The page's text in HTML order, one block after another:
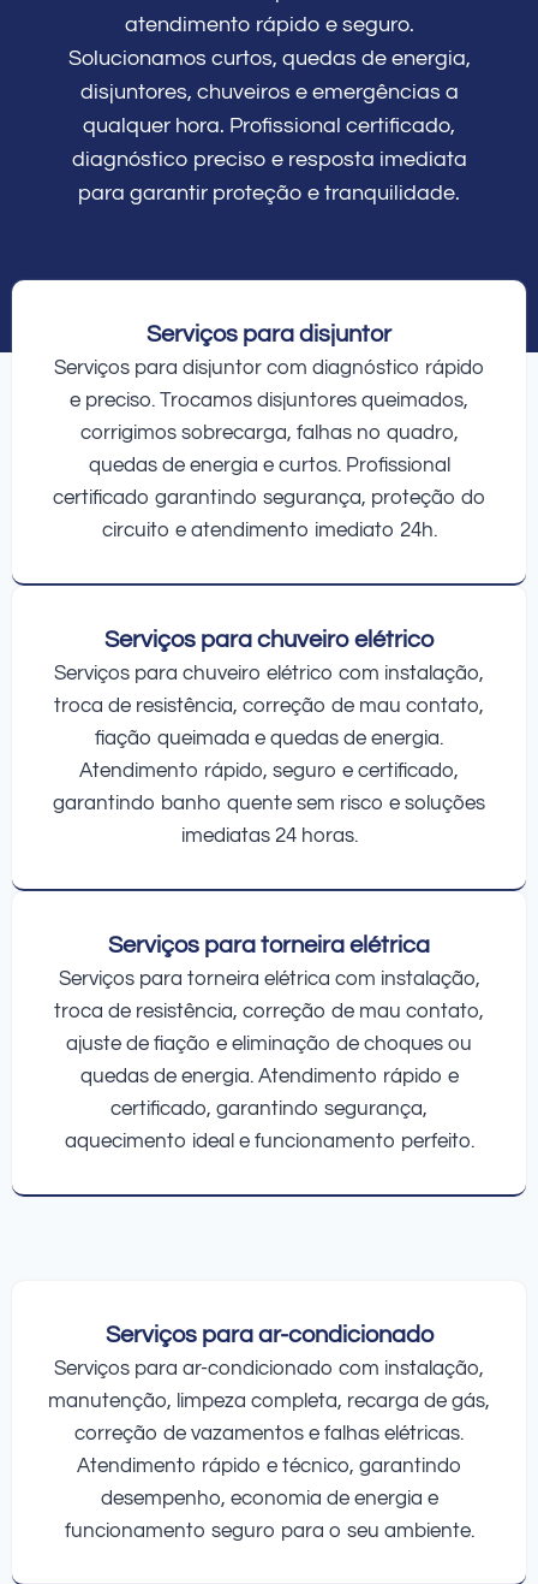
atendimento rápido e seguro.
Solucionamos curtos, quedas de energia,
disjuntores, chuveiros e emergências a
qualquer hora. Profissional certificado,
diagnóstico preciso e resposta imediata
para garantir proteção e tranquilidade.
Serviços para disjuntor
Serviços para disjuntor com diagnóstico rápido
e preciso. Trocamos disjuntores queimados,
corrigimos sobrecarga, falhas no quadro,
quedas de energia e curtos. Profissional
certificado garantindo segurança, proteção do
circuito e atendimento imediato 24h.
Serviços para chuveiro elétrico
Serviços para chuveiro elétrico com instalação,
troca de resistência, correção de mau contato,
fiação queimada e quedas de energia.
Atendimento rápido, seguro e certificado,
garantindo banho quente sem risco e soluções
imediatas 24 horas.
Serviços para torneira elétrica
Serviços para torneira elétrica com instalação,
troca de resistência, correção de mau contato,
ajuste de fiação e eliminação de choques ou
quedas de energia. Atendimento rápido e
certificado, garantindo segurança,
aquecimento ideal e funcionamento perfeito.
Serviços para ar-condicionado
Serviços para ar-condicionado com instalação,
manutenção, limpeza completa, recarga de gás,
correção de vazamentos e falhas elétricas.
Atendimento rápido e técnico, garantindo
desempenho, economia de energia e
funcionamento seguro para o seu ambiente.